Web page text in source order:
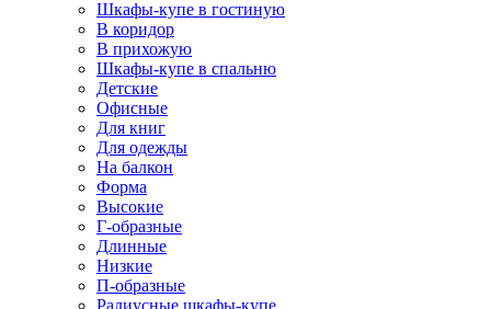
Шкафы-купе в гостиную
В коридор
В прихожую
Шкафы-купе в спальню
Детские
Офисные
Для книг
Для одежды
На балкон
Форма
Высокие
Г-образные
Длинные
Низкие
П-образные
Радиусные шкафы-купе